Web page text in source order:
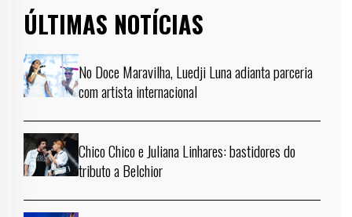
ÚLTIMAS NOTÍCIAS
No Doce Maravilha, Luedji Luna adianta parceria
com artista internacional
Chico Chico e Juliana Linhares: bastidores do
tributo a Belchior